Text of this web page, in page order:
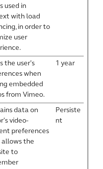
used in
with load
in order to
user
the user's
when
embedded
from Vimeo.
1 year
data on
video-
preferences
allows the
to
Persiste
nt